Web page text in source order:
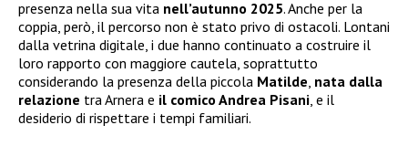
presenza nella sua vita nell’autunno 2025. Anche per la
coppia, però, il percorso non è stato privo di ostacoli. Lontani
dalla vetrina digitale, i due hanno continuato a costruire il
loro rapporto con maggiore cautela, soprattutto
considerando la presenza della piccola Matilde, nata dalla
relazione tra Arnera e il comico Andrea Pisani, e il
desiderio di rispettare i tempi familiari.